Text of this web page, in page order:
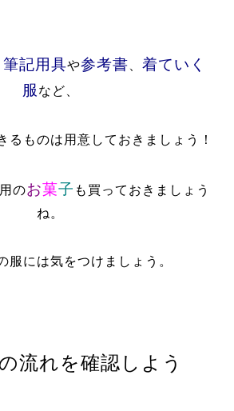
筆記用具や参考書 、着ていく
服 など、
るものは用意しておきましょう！
のお菓子 も買っておきましょう
ね。
服には気をつけましょう。
流れを確認しよう